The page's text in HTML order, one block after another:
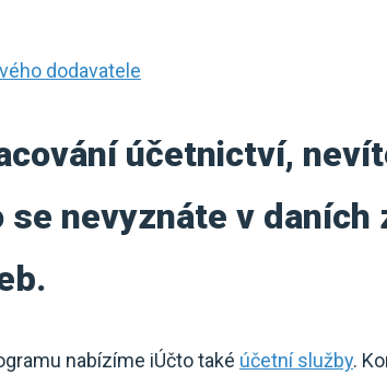
dodavatele
účetnictví,
se nevyznáte v
nabízíme iÚčto také účetní služby.